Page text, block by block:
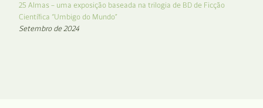
25 Almas – uma exposição baseada na trilogia de BD de Ficção
Científica “Umbigo do Mundo”
Setembro de 2024